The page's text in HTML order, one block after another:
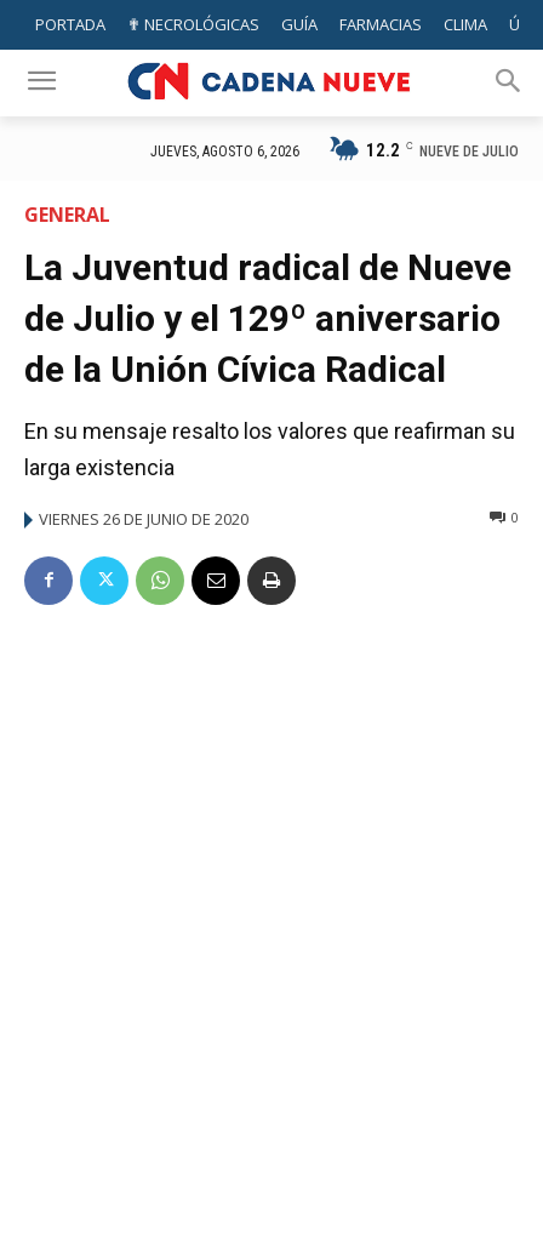
PORTADA ✟ NECROLÓGICAS GUÍA FARMACIAS CLIMA
JUEVES, AGOSTO 6, 2026 12.2 C NUEVE DE JULIO
GENERAL
La Juventud radical de Nueve
de Julio y el 129º aniversario
de la Unión Cívica Radical
En su mensaje resalto los valores que reafirman su
larga existencia
VIERNES 26 DE JUNIO DE 2020 0